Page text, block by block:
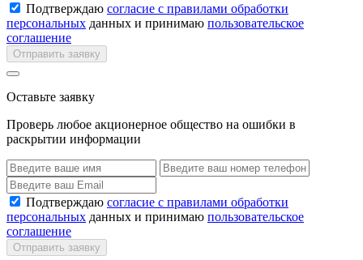
Подтверждаю согласие с правилами обработки
персональных данных и принимаю пользовательское
соглашение
Отправить заявку
Оставьте заявку
Проверь любое акционерное общество на ошибки в
раскрытии информации
Подтверждаю согласие с правилами обработки
персональных данных и принимаю пользовательское
соглашение
Отправить заявку